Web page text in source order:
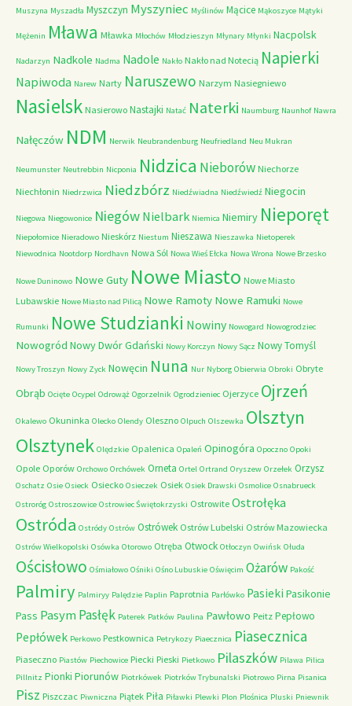
Muszyna Myszadła Myszczyn Myszyniec Myślinów Mącice Mąkoszyce Mątyki
Mężenin Mława Mławka Młochów Młodzieszyn Młynary Młynki Nacpolsk
Nadarzyn Nadkole Nadma Nadole Nakło Nakło nad Notecią Napierki
Napiwoda Narew Narty Naruszewo Narzym Nasiegniewo
Nasielsk Nasierowo Nastajki Natać Naterki Naumburg Naunhof Nawra
Nałęczów NDM Nerwik Neubrandenburg Neufriedland Neu Mukran
Neumunster Neutrebbin Nicponia Nidzica Nieborów Niechorze
Niechłonin Niedrzwica Niedzbórz Niedźwiadna Niedźwiedź Niegocin
Niegowa Niegowonice Niegów Nielbark Niemica Niemiry Nieporęt
Niepołomice Nieradowo Nieskórz Niestum Nieszawa Nieszawka Nietoperek
Niewodnica Nootdorp Nordhavn Nowa Sól Nowa Wieś Ełcka Nowa Wrona Nowe Brzesko
Nowe Duninowo Nowe Guty Nowe Miasto Nowe Miasto
Lubawskie Nowe Miasto nad Pilicą Nowe Ramoty Nowe Ramuki Nowe
Rumunki Nowe Studzianki Nowiny Nowogard Nowogrodziec
Nowogród Nowy Dwór Gdański Nowy Korczyn Nowy Sącz Nowy Tomyśl
Nowy Troszyn Nowy Zyck Nowęcin Nuna Nur Nyborg Obierwia Obroki Obryte
Obrąb Ocięte Ocypel Odrowąż Ogorzelnik Ogrodzieniec Ojerzyce Ojrzeń
Okalewo Okuninka Olecko Olendy Oleszno Olpuch Olszewka Olsztyn
Olsztynek Olędzkie Opalenica Opaleń Opinogóra Opoczno Opoki
Opole Oporów Orchowo Orchówek Orneta Ortel Ortrand Oryszew Orzełek Orzysz
Oschatz Osie Osieck Osiecko Osieczek Osiek Osiek Drawski Osmolice Osnabrueck
Ostroróg Ostroszowice Ostrowiec Świętokrzyski Ostrowite Ostrołęka
Ostróda Ostródy Ostrów Ostrówek Ostrów Lubelski Ostrów Mazowiecka
Ostrów Wielkopolski Osówka Otorowo Otręba Otwock Otłoczyn Owińsk Ołuda
Ościsłowo Ośmiałowo Ośniki Ośno Lubuskie Oświęcim Ożarów Pakość
Palmiry Palmiryy Palędzie Paplin Paprotnia Parłówko Pasieki Pasikonie
Pass PasymPasłęk Paterek Patków Paulina Pawłowo Peitz Pepłowo
Pepłówek Perkowo Pestkownica Petrykozy Piaecznica Piasecznica
Piaseczno Piastów Piechowice Piecki Pieski Pietkowo Pilaszków Pilawa Pilica
Pillnitz Pionki Piorunów Piotrkówek Piotrków Trybunalski Piotrowo Pirna Pisanica
Pisz Piszczac Piwniczna Piątek Piła Piławki Plewki Plon Plośnica Pluski Pniewnik